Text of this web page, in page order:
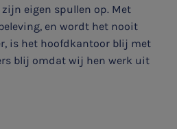
eigen spullen op. Met
en wordt het nooit
is het hoofdkantoor blij met
blij omdat wij hen werk uit